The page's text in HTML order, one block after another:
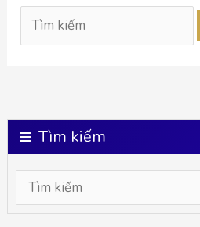
Tìm kiếm
색